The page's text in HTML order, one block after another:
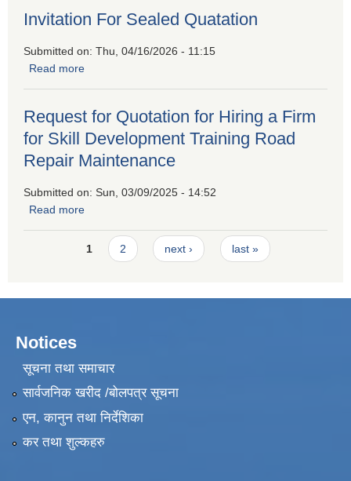
Invitation For Sealed Quatation
Submitted on: Thu, 04/16/2026 - 11:15
Read more
Request for Quotation for Hiring a Firm
for Skill Development Training Road
Repair Maintenance
Submitted on: Sun, 03/09/2025 - 14:52
Read more
Pages1 2 next › last »
Notices
सूचना तथा समाचार
सार्वजनिक खरीद /बोलपत्र सूचना
एन, कानुन तथा निर्देशिका
कर तथा शुल्कहरु